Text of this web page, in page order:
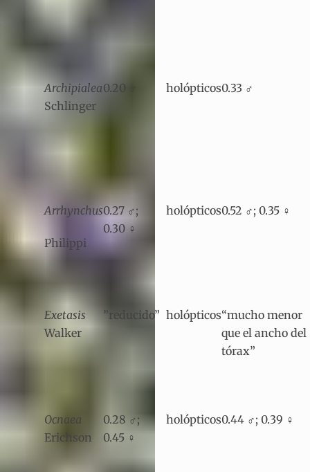
Archipialea
Schlinger
0.20 ♂ holópticos0.33 ♂
Arrhynchus
Philippi
0.27 ♂;
0.30 ♀
holópticos0.52 ♂; 0.35 ♀
Exetasis
Walker
”reducido” holópticos“mucho menor
que el ancho del
tórax”
Ocnaea
Erichson
0.28 ♂;
0.45 ♀
holópticos0.44 ♂; 0.39 ♀